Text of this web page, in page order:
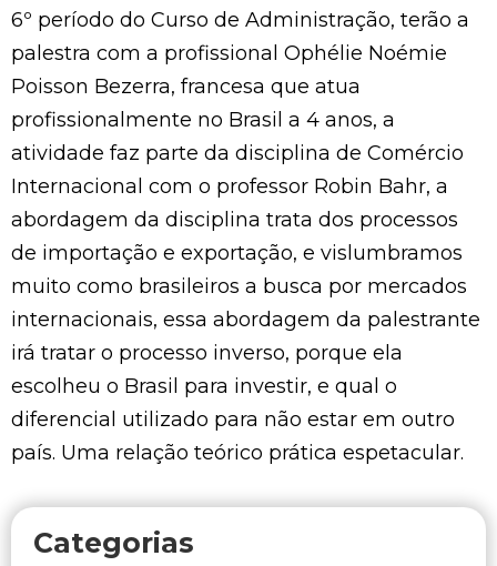
6º período do Curso de Administração, terão a
palestra com a profissional Ophélie Noémie
Poisson Bezerra, francesa que atua
profissionalmente no Brasil a 4 anos, a
atividade faz parte da disciplina de Comércio
Internacional com o professor Robin Bahr, a
abordagem da disciplina trata dos processos
de importação e exportação, e vislumbramos
muito como brasileiros a busca por mercados
internacionais, essa abordagem da palestrante
irá tratar o processo inverso, porque ela
escolheu o Brasil para investir, e qual o
diferencial utilizado para não estar em outro
país. Uma relação teórico prática espetacular.
Categorias